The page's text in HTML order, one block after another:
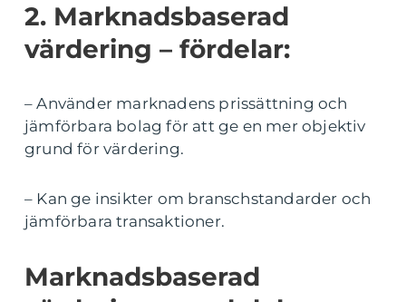
2. Marknadsbaserad
värdering – fördelar:
– Använder marknadens prissättning och
jämförbara bolag för att ge en mer objektiv
grund för värdering.
– Kan ge insikter om branschstandarder och
jämförbara transaktioner.
Marknadsbaserad